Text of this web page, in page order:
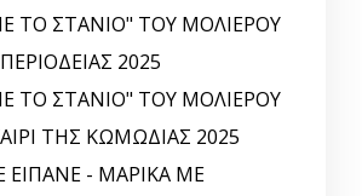
ΤΟ ΣΤΑΝΙΟ" ΤΟΥ ΜΟΛΙΕΡΟΥ
2025
ΤΟ ΣΤΑΝΙΟ" ΤΟΥ ΜΟΛΙΕΡΟΥ
ΤΗΣ ΚΩΜΩΔΙΑΣ 2025
ΕΙΠΑΝΕ - ΜΑΡΙΚΑ ΜΕ